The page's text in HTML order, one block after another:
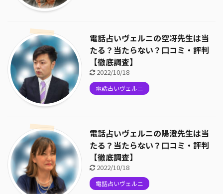
電話占いヴェルニの空冴先生は当
たる？当たらない？口コミ・評判
【徹底調査】
2022/10/18
電話占いヴェルニ
電話占いヴェルニの陽澄先生は当
たる？当たらない？口コミ・評判
【徹底調査】
2022/10/18
電話占いヴェルニ